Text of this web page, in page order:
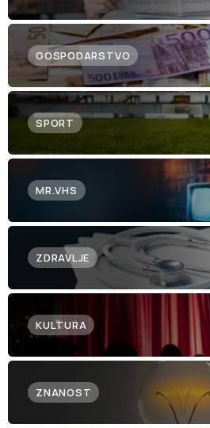
GOSPODARSTVO
SPORT
MR.VHS
ZDRAVLJE
KULTURA
ZNANOST